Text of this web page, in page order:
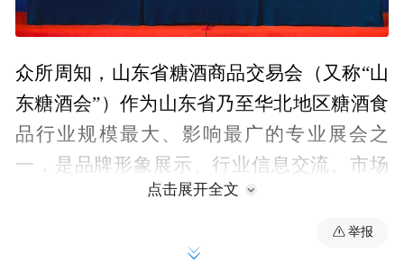
众所周知，山东省糖酒商品交易会（又称“山
东糖酒会”）作为山东省乃至华北地区糖酒食
品行业规模最大、影响最广的专业展会之
一，是品牌形象展示、行业信息交流、市场
渠道拓展的重要平台。本届展会主会场设在
潍坊鲁台会展中心（地址：潍坊市长松路与
玉清西街交叉口东南角），将继续为省内外
点击展开全文
举报